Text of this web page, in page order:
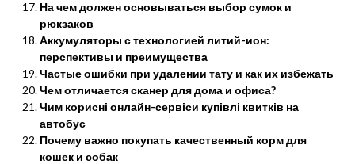
На чем должен основываться выбор сумок и
рюкзаков
Аккумуляторы с технологией литий-ион:
перспективы и преимущества
Частые ошибки при удалении тату и как их избежать
Чем отличается сканер для дома и офиса?
Чим корисні онлайн-сервіси купівлі квитків на
автобус
Почему важно покупать качественный корм для
кошек и собак